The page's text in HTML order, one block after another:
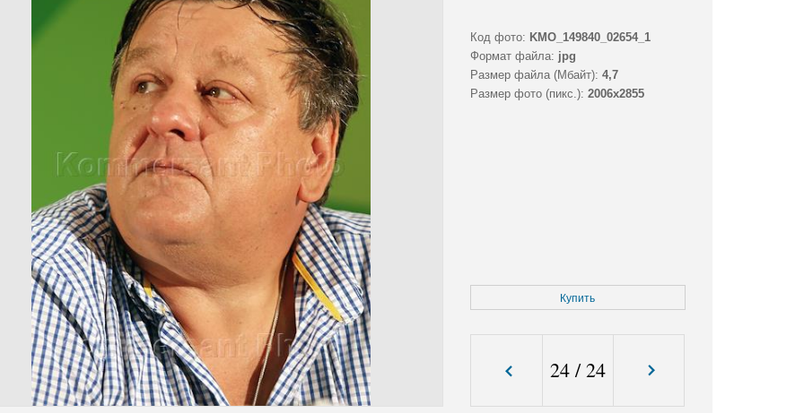
Код фото: KMO_149840_02654_1
Формат файла: jpg
Размер файла (Мбайт): 4,7
Размер фото (пикс.): 2006x2855
Купить
24/24